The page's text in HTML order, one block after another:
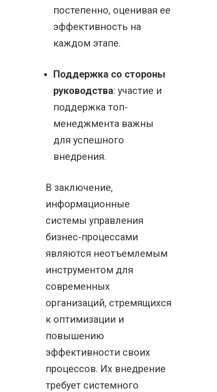
постепенно, оценивая ее
эффективность на
каждом этапе.
Поддержка со стороны
руководства: участие и
поддержка топ-
менеджмента важны
для успешного
внедрения.
В заключение,
информационные
системы управления
бизнес-процессами
являются неотъемлемым
инструментом для
современных
организаций, стремящихся
к оптимизации и
повышению
эффективности своих
процессов. Их внедрение
требует системного